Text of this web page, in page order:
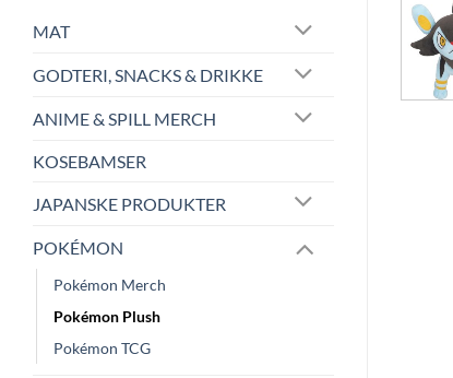
MAT
GODTERI, SNACKS & DRIKKE
ANIME & SPILL MERCH
KOSEBAMSER
JAPANSKE PRODUKTER
POKÉMON
Pokémon Merch
Pokémon Plush
Pokémon TCG